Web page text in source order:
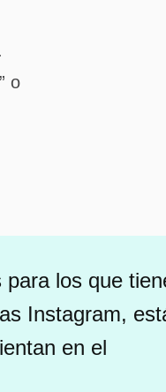
o
los que
Instagram,
en el